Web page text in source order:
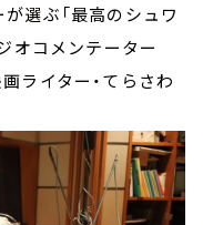
選ぶ「最高のシュワ
オコメンテーター
ライター・てらさわ